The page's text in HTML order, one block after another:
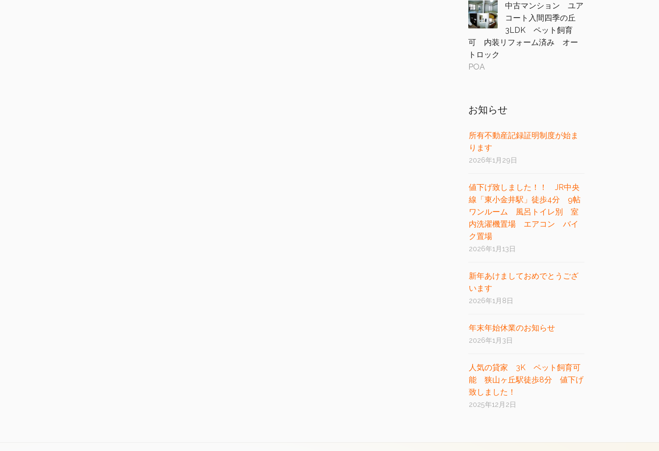
中古マンション ユア
コート入間四季の丘
3LDK ペット飼育
可 内装リフォーム済み オー
トロック
POA
お知らせ
所有不動産記録証明制度が始ま
ります
2026年1月29日
値下げ致しました！！ JR中央
線「東小金井駅」徒歩4分 9帖
ワンルーム 風呂トイレ別 室
内洗濯機置場 エアコン バイ
ク置場
2026年1月13日
新年あけましておめでとうござ
います
2026年1月8日
年末年始休業のお知らせ
2026年1月3日
人気の貸家 3K ペット飼育可
能 狭山ヶ丘駅徒歩8分 値下げ
致しました！
2025年12月2日